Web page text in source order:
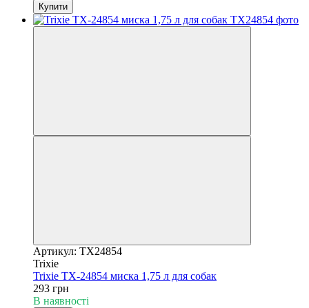
Купити
Артикул: TX24854
Trixie
Trixie TX-24854 миска 1,75 л для собак
293 грн
В наявності